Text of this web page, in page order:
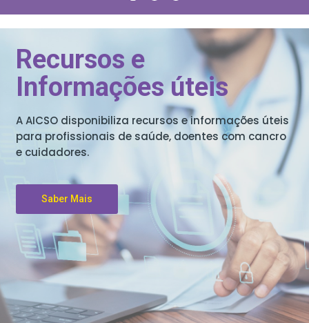
Recursos e
Informações úteis
A AICSO disponibiliza recursos e informações úteis
para profissionais de saúde, doentes com cancro
e cuidadores.
Saber Mais